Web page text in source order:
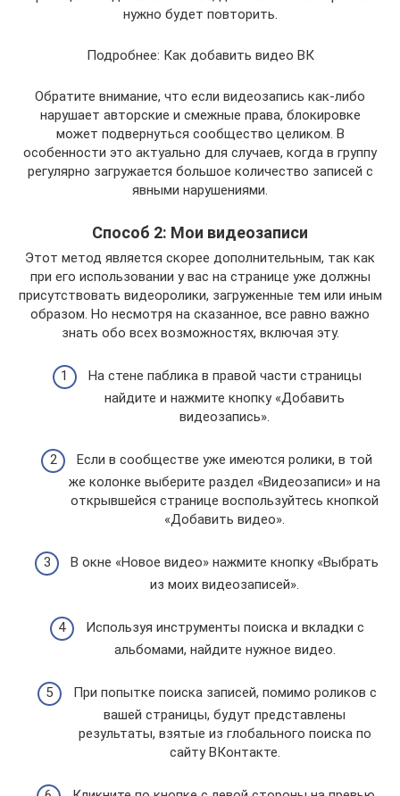
нужно будет повторить.
Подробнее: Как добавить видео ВК
Обратите внимание, что если видеозапись как-либо
нарушает авторские и смежные права, блокировке
может подвернуться сообщество целиком. В
особенности это актуально для случаев, когда в группу
регулярно загружается большое количество записей с
явными нарушениями.
Способ 2: Мои видеозаписи
Этот метод является скорее дополнительным, так как
при его использовании у вас на странице уже должны
присутствовать видеоролики, загруженные тем или иным
образом. Но несмотря на сказанное, все равно важно
знать обо всех возможностях, включая эту.
На стене паблика в правой части страницы
найдите и нажмите кнопку «Добавить
видеозапись».
Если в сообществе уже имеются ролики, в той
же колонке выберите раздел «Видеозаписи» и на
открывшейся странице воспользуйтесь кнопкой
«Добавить видео».
В окне «Новое видео» нажмите кнопку «Выбрать
из моих видеозаписей».
Используя инструменты поиска и вкладки с
альбомами, найдите нужное видео.
При попытке поиска записей, помимо роликов с
вашей страницы, будут представлены
результаты, взятые из глобального поиска по
сайту ВКонтакте.